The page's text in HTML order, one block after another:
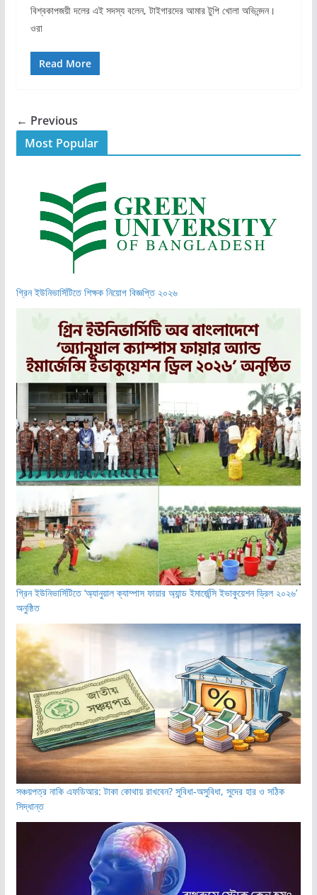
বিশ্বকাপজয়ী দলের এই সদস্য বলেন, টাইগারদের আমার টুপি খোলা অভিনন্দন।
ওরা
Read More
← Previous
Most Popular
গ্রিন ইউনিভার্সিটিতে শিক্ষক নিয়োগ বিজ্ঞপ্তি ২০২৬
গ্রিন ইউনিভার্সিটিতে ‘অ্যানুয়াল ক্যাম্পাস ফায়ার অ্যান্ড ইমার্জেন্সি ইভাকুয়েশন ড্রিল ২০২৬’
অনুষ্ঠিত
সঞ্চয়পত্র নাকি এফডিআর: টাকা কোথায় রাখবেন? সুবিধা-অসুবিধা, সুদের হার ও সঠিক
সিদ্ধান্ত